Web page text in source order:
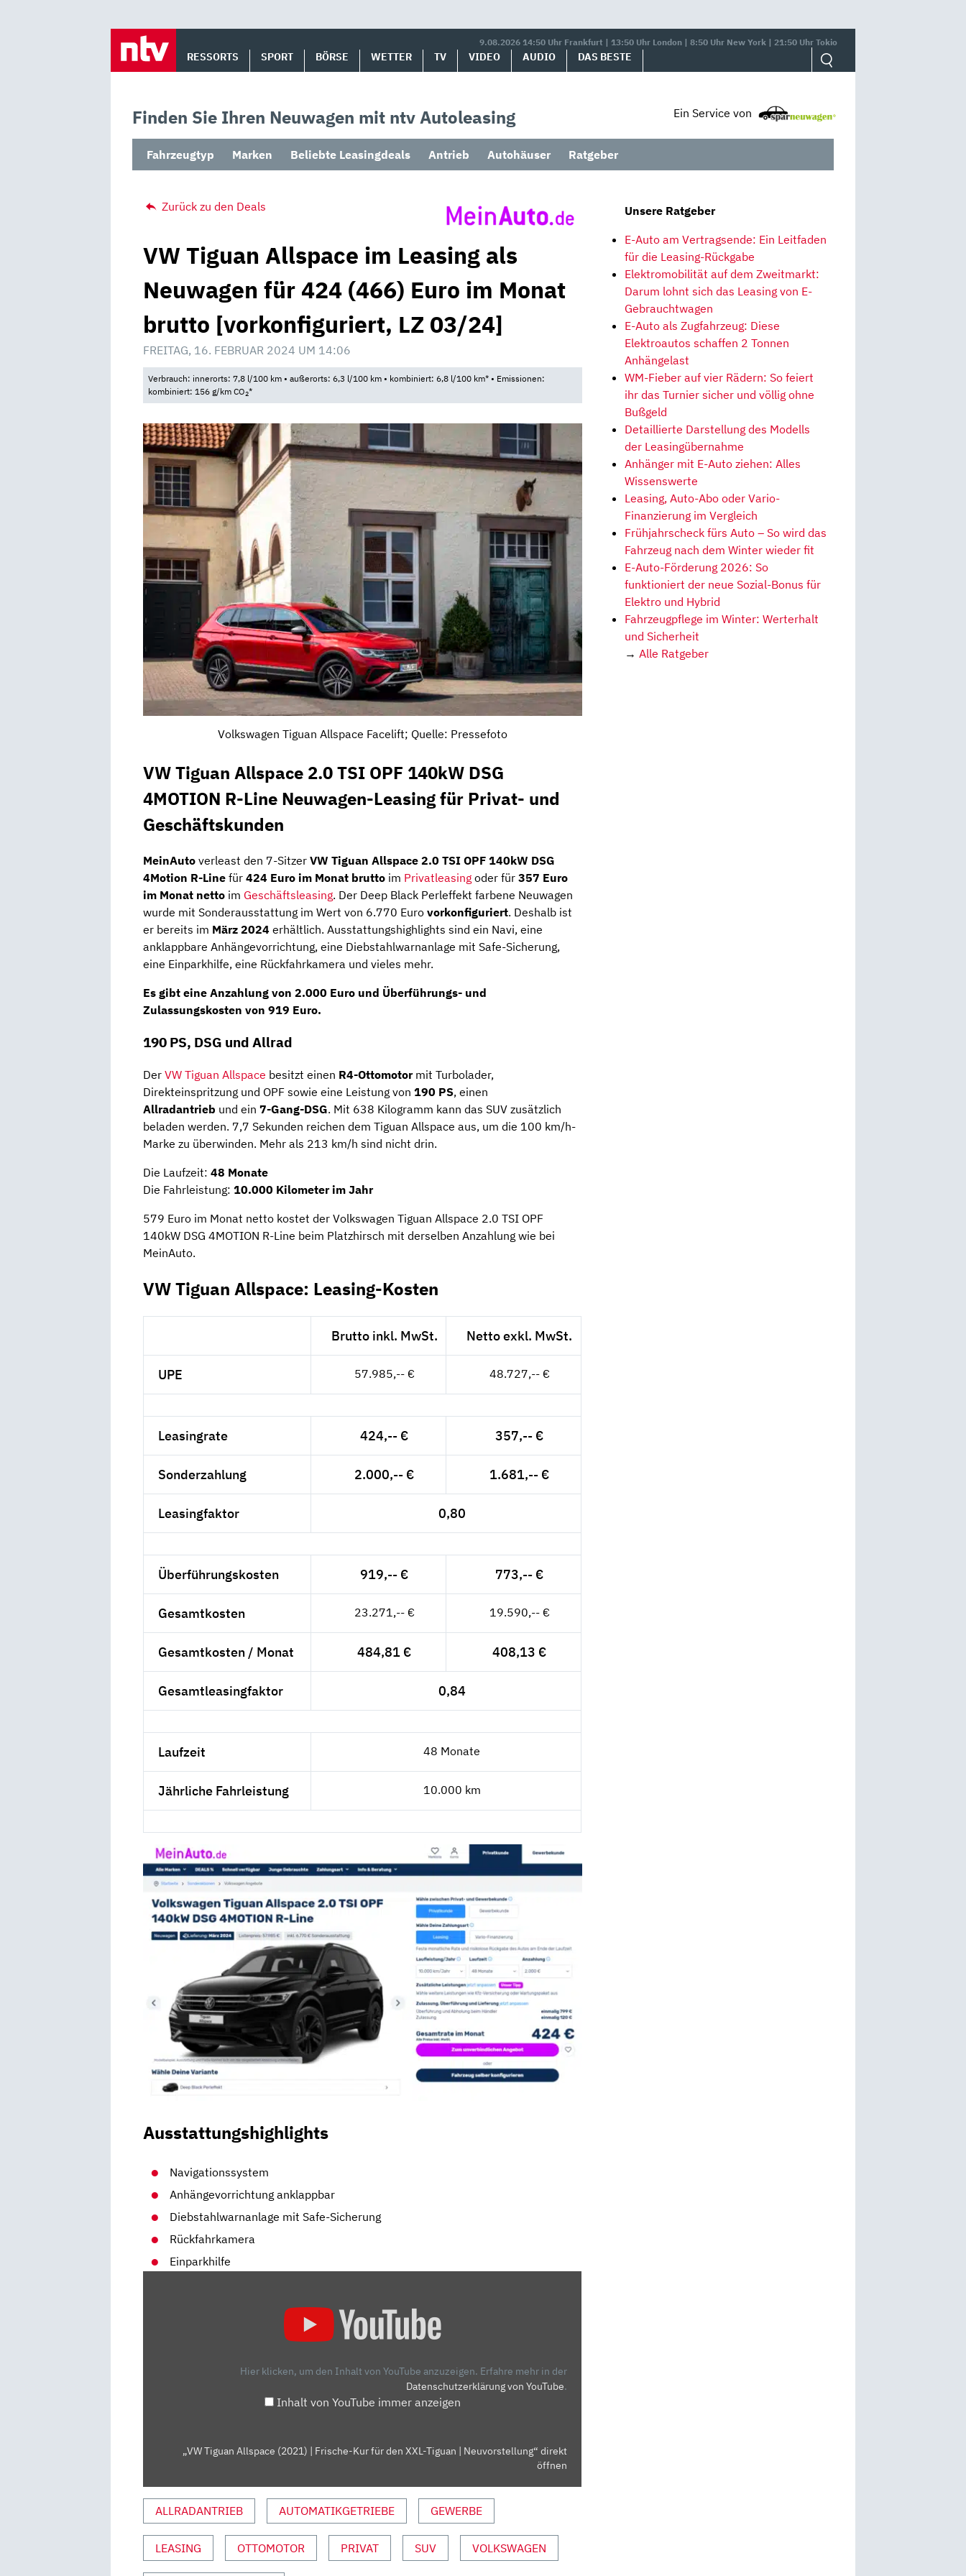
9.08.2026 14:50 Uhr Frankfurt | 13:50 Uhr London | 8:50 Uhr New York | 21:50 Uhr Tokio
RESSORTS SPORT BÖRSE WETTER TV VIDEO AUDIO DAS BESTE
Finden Sie Ihren Neuwagen mit ntv Autoleasing Ein Service von
Fahrzeugtyp Marken Beliebte Leasingdeals Antrieb Autohäuser Ratgeber
Zurück zu den Deals
VW Tiguan Allspace im Leasing als
Neuwagen für 424 (466) Euro im Monat
brutto [vorkonfiguriert, LZ 03/24]
FREITAG, 16. FEBRUAR 2024 UM 14:06
Verbrauch: innerorts: 7,8 l/100 km • außerorts: 6,3 l/100 km • kombiniert: 6,8 l/100 km* • Emissionen:
kombiniert: 156 g/km CO2*
Volkswagen Tiguan Allspace Facelift; Quelle: Pressefoto
VW Tiguan Allspace 2.0 TSI OPF 140kW DSG
4MOTION R-Line Neuwagen-Leasing für Privat- und
Geschäftskunden
MeinAuto verleast den 7-Sitzer VW Tiguan Allspace 2.0 TSI OPF 140kW DSG
4Motion R-Line für 424 Euro im Monat brutto im Privatleasing oder für 357 Euro
im Monat netto im Geschäftsleasing. Der Deep Black Perleffekt farbene Neuwagen
wurde mit Sonderausstattung im Wert von 6.770 Euro vorkonfiguriert. Deshalb ist
er bereits im März 2024 erhältlich. Ausstattungshighlights sind ein Navi, eine
anklappbare Anhängevorrichtung, eine Diebstahlwarnanlage mit Safe-Sicherung,
eine Einparkhilfe, eine Rückfahrkamera und vieles mehr.
Es gibt eine Anzahlung von 2.000 Euro und Überführungs- und
Zulassungskosten von 919 Euro.
190 PS, DSG und Allrad
Der VW Tiguan Allspace besitzt einen R4-Ottomotormit Turbolader,
Direkteinspritzung und OPF sowie eine Leistung von 190 PS, einen
Allradantrieb und ein 7-Gang-DSG. Mit 638 Kilogramm kann das SUV zusätzlich
beladen werden. 7,7 Sekunden reichen dem Tiguan Allspace aus, um die 100 km/h-
Marke zu überwinden. Mehr als 213 km/h sind nicht drin.
Die Laufzeit: 48 Monate
Die Fahrleistung: 10.000 Kilometer im Jahr
579 Euro im Monat netto kostet der Volkswagen Tiguan Allspace 2.0 TSI OPF
140kW DSG 4MOTION R-Line beim Platzhirsch mit derselben Anzahlung wie bei
MeinAuto.
VW Tiguan Allspace: Leasing-Kosten
Brutto inkl. MwSt. Netto exkl. MwSt.
UPE 57.985,-- € 48.727,-- €
Leasingrate 424,-- € 357,-- €
Sonderzahlung 2.000,-- € 1.681,-- €
Leasingfaktor 0,80
Überführungskosten 919,-- € 773,-- €
Gesamtkosten 23.271,-- € 19.590,-- €
Gesamtkosten / Monat 484,81 € 408,13 €
Gesamtleasingfaktor 0,84
Laufzeit 48 Monate
Jährliche Fahrleistung 10.000 km
Ausstattungshighlights
Navigationssystem
Anhängevorrichtung anklappbar
Diebstahlwarnanlage mit Safe-Sicherung
Rückfahrkamera
Einparkhilfe
| NEUVORSTELLUNG“
YOUTUBE
ANZEIGEN
Hier klicken, um den Inhalt von YouTube anzuzeigen. Erfahre mehr in der
Datenschutzerklärung von YouTube.
Inhalt von YouTube immer anzeigen
„VW Tiguan Allspace (2021) | Frische-Kur für den XXL-Tiguan | Neuvorstellung“ direkt
öffnen
ALLRADANTRIEB AUTOMATIKGETRIEBE GEWERBE
LEASING OTTOMOTOR PRIVAT SUV VOLKSWAGEN
Unsere Ratgeber
E-Auto am Vertragsende: Ein Leitfaden
für die Leasing-Rückgabe
Elektromobilität auf dem Zweitmarkt:
Darum lohnt sich das Leasing von E-
Gebrauchtwagen
E-Auto als Zugfahrzeug: Diese
Elektroautos schaffen 2 Tonnen
Anhängelast
WM-Fieber auf vier Rädern: So feiert
ihr das Turnier sicher und völlig ohne
Bußgeld
Detaillierte Darstellung des Modells
der Leasingübernahme
Anhänger mit E-Auto ziehen: Alles
Wissenswerte
Leasing, Auto-Abo oder Vario-
Finanzierung im Vergleich
Frühjahrscheck fürs Auto – So wird das
Fahrzeug nach dem Winter wieder fit
E-Auto-Förderung 2026: So
funktioniert der neue Sozial-Bonus für
Elektro und Hybrid
Fahrzeugpflege im Winter: Werterhalt
und Sicherheit
→ Alle Ratgeber